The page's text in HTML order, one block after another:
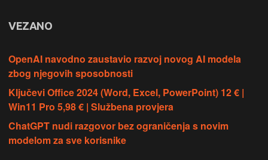
VEZANO
OpenAI navodno zaustavio razvoj novog AI modela
zbog njegovih sposobnosti
Ključevi Office 2024 (Word, Excel, PowerPoint) 12 € |
Win11 Pro 5,98 € | Službena provjera
ChatGPT nudi razgovor bez ograničenja s novim
modelom za sve korisnike